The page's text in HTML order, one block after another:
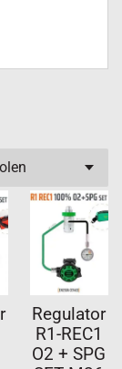
Regulator
R1-REC1
O2 + SPG